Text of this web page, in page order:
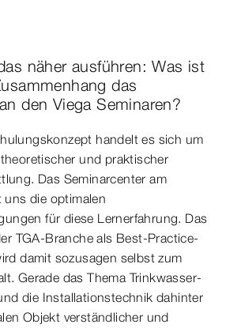
näher ausführen: Was ist
das
den Viega Seminaren?
handelt es sich um
und praktischer
Das Seminarcenter am
uns die optimalen
für diese Lernerfahrung. Das
TGA-Branche als Best-Practice-
damit sozusagen selbst zum
Gerade das Thema Trinkwasser-
die Installationstechnik dahinter
Objekt verständlicher und